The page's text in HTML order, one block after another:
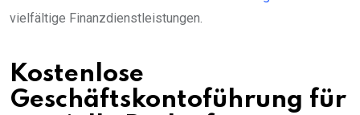
vielfältige Finanzdienstleistungen.
Kostenlose
Geschäftskontoführung für